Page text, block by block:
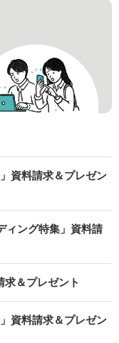
資料請求＆プレゼン
ィング特集」資料請
＆プレゼント
資料請求＆プレゼン